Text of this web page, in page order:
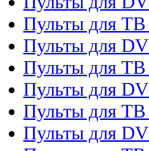
Пульты для ТВ
Пульты для
Пульты для ТВ
Пульты для
Пульты для ТВ
Пульты для